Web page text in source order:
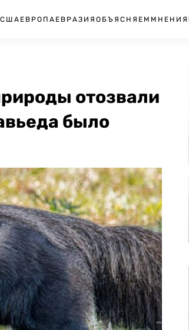
США ЕВРОПА ЕВРАЗИЯ ОБЪЯСНЯЕМ МНЕНИЯ
отозвали
было